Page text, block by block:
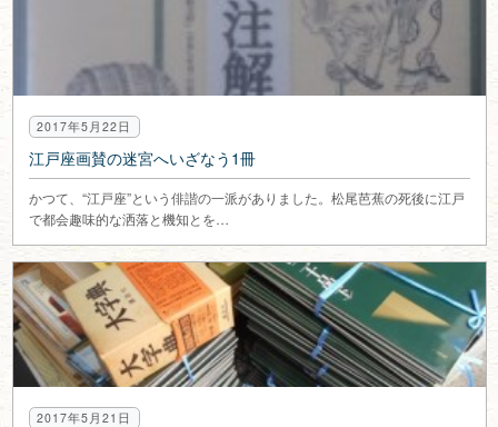
2017年5月22日
江戸座画賛の迷宮へいざなう1冊
かつて、“江戸座”という俳諧の一派がありました。松尾芭蕉の死後に江戸
で都会趣味的な洒落と機知とを…
2017年5月21日